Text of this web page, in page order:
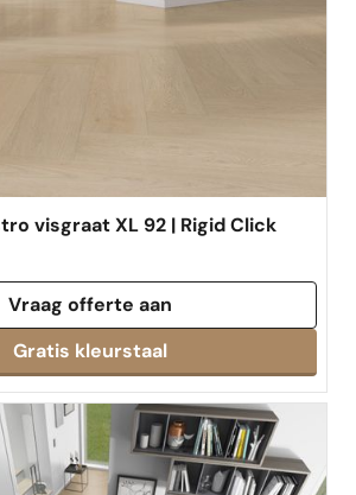
visgraat XL 92 | Rigid Click
Vraag offerte aan